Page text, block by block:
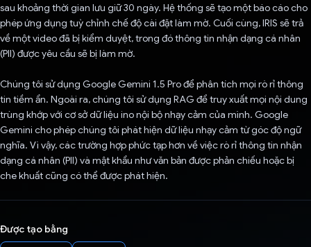
sau khoảng thời gian lưu giữ 30 ngày. Hệ thống sẽ tạo một báo cáo cho
phép ứng dụng tuỳ chỉnh chế độ cài đặt làm mờ. Cuối cùng, IRIS sẽ trả
về một video đã bị kiểm duyệt, trong đó thông tin nhận dạng cá nhân
(PII) được yêu cầu sẽ bị làm mờ.
Chúng tôi sử dụng Google Gemini 1.5 Pro để phân tích mọi rò rỉ thông
tin tiềm ẩn. Ngoài ra, chúng tôi sử dụng RAG để truy xuất mọi nội dung
trùng khớp với cơ sở dữ liệu ino nội bộ nhạy cảm của mình. Google
Gemini cho phép chúng tôi phát hiện dữ liệu nhạy cảm từ góc độ ngữ
nghĩa. Vì vậy, các trường hợp phức tạp hơn về việc rò rỉ thông tin nhận
dạng cá nhân (PII) và mật khẩu như văn bản được phản chiếu hoặc bị
che khuất cũng có thể được phát hiện.
Được tạo bằng